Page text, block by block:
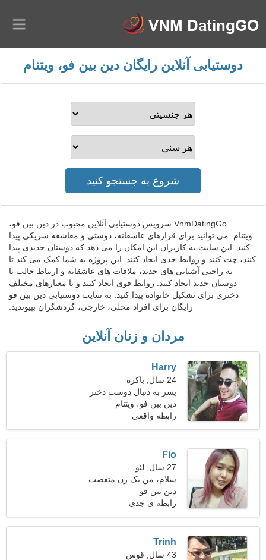
دوستیابی آنلاین رایگان دین بین فو، ویتنام
VnmDatingGo سرویس دوستیابی آنلاین محبوب در دین بین فو،
ویتنام. می توانید برای قرارهای عاشقانه، دوستی و معاشقه شریکی پیدا
کنید. این سایت به کاربران این امکان را می دهد که دوستان جدیدی پیدا
کنند، چت کنند و روابط جدی ایجاد کنند. این پروژه به شما کمک می کند تا
به راحتی آشنایی های جدید، ملاقات های عاشقانه و ارتباط جالب با
دوستان جدید ایجاد کنید. روابط قوی ایجاد کنید و با معیارهای مختلف
دختری برای تشکیل خانواده پیدا کنید. به سایت دوستیابی دین بین فو
رایگان برای افراد محلی، خارجی، گردشگران بپیوندید.
مردان و زنان آنلاین
Harry
24 سال, باکره
پسر به دنبال دوست دختر
است
دین بین فو، ویتنام
رابطه واقعی
Fio
27 سال, لئو
سلام، من یک زن متعصب
هستم
دین بین فو
رابطه ی جدی
Trinh
43 سال, قوس